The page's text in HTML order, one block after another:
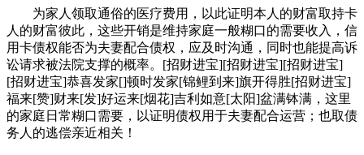
为家人领取通俗的医疗费用，以此证明本人的财富取持卡
人的财富彼此，这些开销是维持家庭一般糊口的需要收入，信
用卡债权能否为夫妻配合债权，应及时沟通，同时也能提高诉
讼请求被法院支撑的概率。[招财进宝][招财进宝][招财进宝]
[招财进宝]恭喜发家[]顿时发家[锦鲤到来]旗开得胜[招财进宝]
福来[赞]财来[发]好运来[烟花]吉利如意[太阳]盆满钵满，这里
的家庭日常糊口需要，以证明债权用于夫妻配合运营；也取债
务人的逃偿亲近相关！